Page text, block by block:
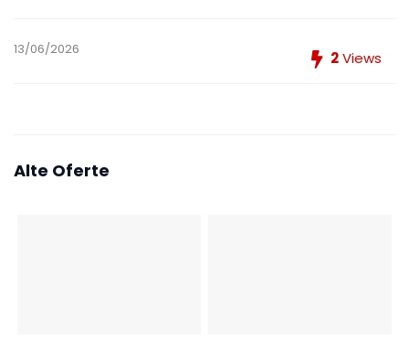
13/06/2026 2Views
Alte Oferte